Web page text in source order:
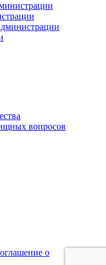
вопросов
о